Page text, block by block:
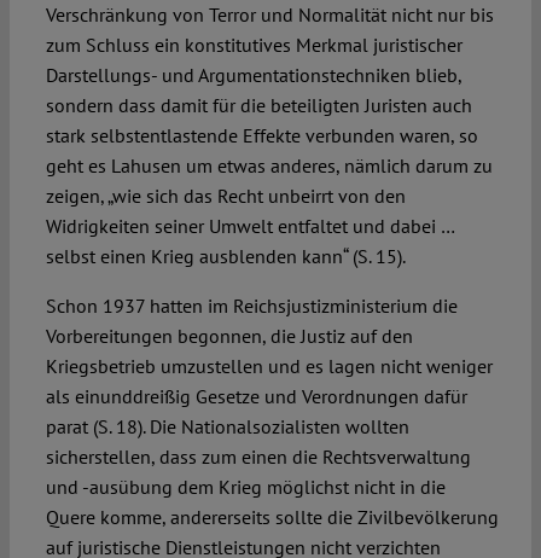
Verschränkung von Terror und Normalität nicht nur bis
zum Schluss ein konstitutives Merkmal juristischer
Darstellungs- und Argumentationstechniken blieb,
sondern dass damit für die beteiligten Juristen auch
stark selbstentlastende Effekte verbunden waren, so
geht es Lahusen um etwas anderes, nämlich darum zu
zeigen, „wie sich das Recht unbeirrt von den
Widrigkeiten seiner Umwelt entfaltet und dabei …
selbst einen Krieg ausblenden kann“ (S. 15).
Schon 1937 hatten im Reichsjustizministerium die
Vorbereitungen begonnen, die Justiz auf den
Kriegsbetrieb umzustellen und es lagen nicht weniger
als einunddreißig Gesetze und Verordnungen dafür
parat (S. 18). Die Nationalsozialisten wollten
sicherstellen, dass zum einen die Rechtsverwaltung
und -ausübung dem Krieg möglichst nicht in die
Quere komme, andererseits sollte die Zivilbevölkerung
auf juristische Dienstleistungen nicht verzichten